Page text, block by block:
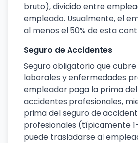
bruto), dividido entre
empleado. Usualmente, el
al menos el 50% de esta
Seguro de Accidentes
Seguro obligatorio que
laborales y enfermedades
empleador paga la prima
accidentes profesionales,
prima del seguro de
profesionales (típicamente
puede trasladarse al